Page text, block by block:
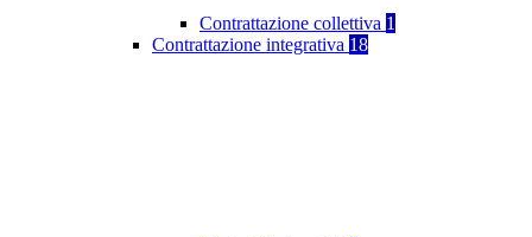
Contrattazione collettiva 1
Contrattazione integrativa 18